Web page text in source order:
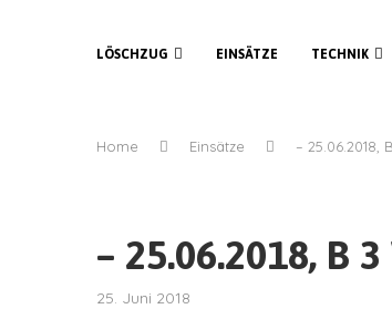
LÖSCHZUG EINSÄTZE TECHNIK
Home Einsätze – 25.06.2018,
– 25.06.2018, B
25. Juni 2018